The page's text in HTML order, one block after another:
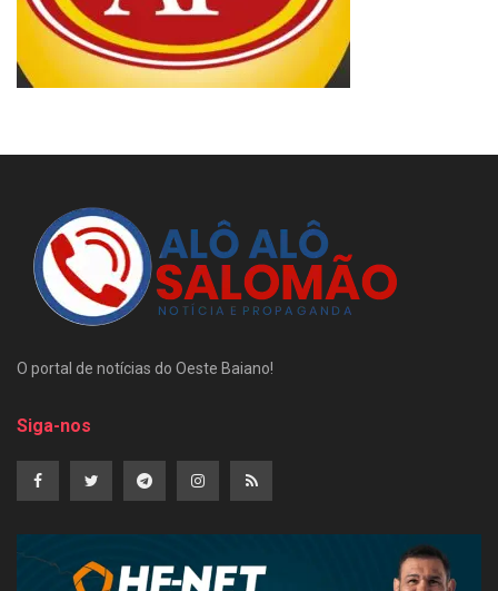
O portal de notícias do Oeste Baiano!
Siga-nos